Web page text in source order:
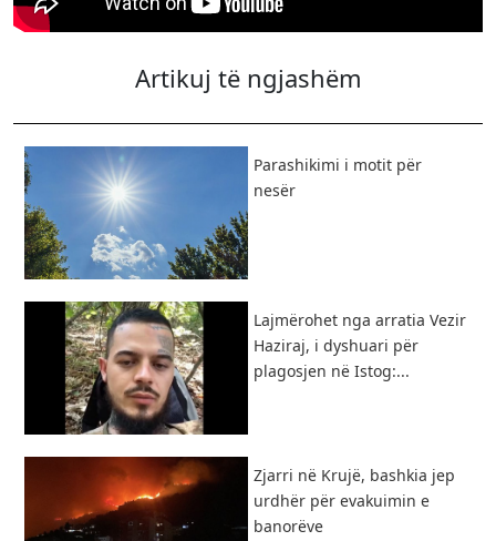
Artikuj të ngjashëm
Parashikimi i motit për
nesër
Lajmërohet nga arratia Vezir
Haziraj, i dyshuari për
plagosjen në Istog:...
Zjarri në Krujë, bashkia jep
urdhër për evakuimin e
banorëve